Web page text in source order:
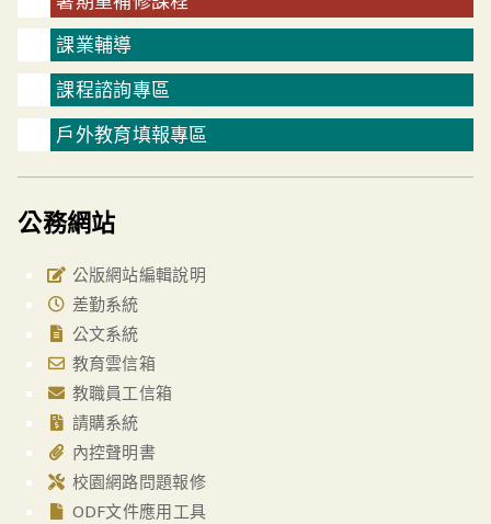
課業輔導
課程諮詢專區
戶外教育填報專區
公務網站
公版網站編輯說明
差勤系統
公文系統
教育雲信箱
教職員工信箱
請購系統
內控聲明書
校園網路問題報修
ODF文件應用工具